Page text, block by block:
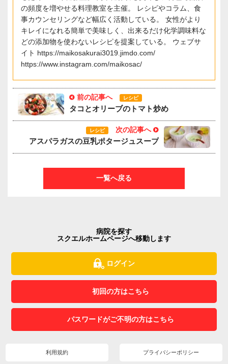
の頻度を増やせる料理教室を主催。 レシピやコラム、食
事カウンセリングなど幅広く活動している。 女性がより
キレイになれる簡単で美味しく、出来るだけ化学調味料な
どの添加物を使わないレシピを提案している。 ウェブサ
イト https://maikosakurai3019.jimdo.com/
https://www.instagram.com/maikosac/
前の記事へ レシピ
タコとオリーブのトマト炒め
レシピ 次の記事へ
アスパラガスの豆乳ポタージュスープ
一覧へ戻る
病院を探す
スクエルホームページへ移動します
ログイン
初回の方はこちら
パスワードがご不明の方はこちら
利用規約 プライバシーポリシー